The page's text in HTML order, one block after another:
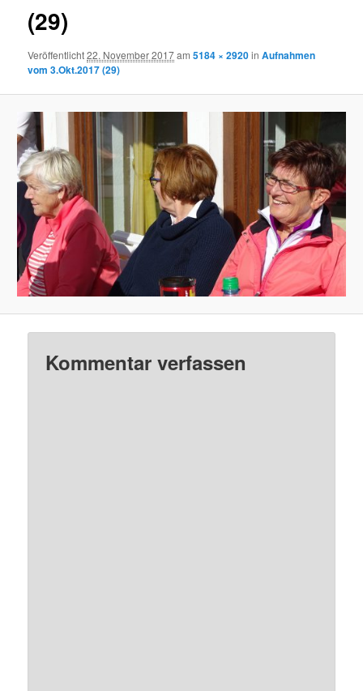
(29)
Veröffentlicht22. November 2017am5184 × 2920inAufnahmen
vom 3.Okt.2017 (29)
Kommentar verfassen